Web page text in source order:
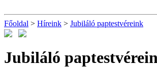
Főoldal > Híreink > Jubiláló paptestvéreink
Jubiláló